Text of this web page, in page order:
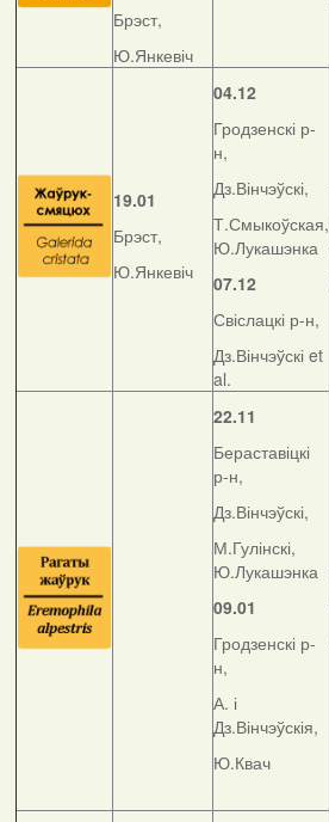
Брэст,
Ю.Янкевіч
19.01
Брэст,
Ю.Янкевіч
04.12
Гродзенскі р-
н,
Дз.Вінчэўскі,
Т.Смыкоўская,
Ю.Лукашэнка
07.12
Свіслацкі р-н,
Дз.Вінчэўскі et
al.
22.11
Бераставіцкі
р-н,
Дз.Вінчэўскі,
М.Гулінскі,
Ю.Лукашэнка
09.01
Гродзенскі р-
н,
А. і
Дз.Вінчэўскія,
Ю.Квач